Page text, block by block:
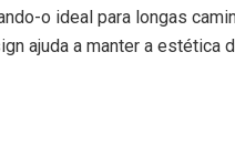
o ideal para longas
ajuda a manter a estética